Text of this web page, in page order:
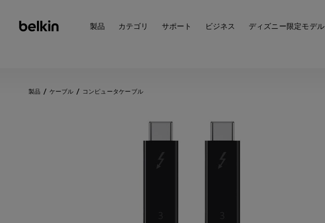
製品 カテゴリ サポート ビジネス ディズニー限定モデル
製品 ケーブル コンピュータケーブル